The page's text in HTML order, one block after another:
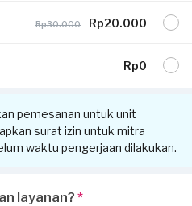
Rp30.000 Rp20.000
Rp0
pemesanan untuk unit
surat izin untuk mitra
waktu pengerjaan dilakukan.
layanan? *